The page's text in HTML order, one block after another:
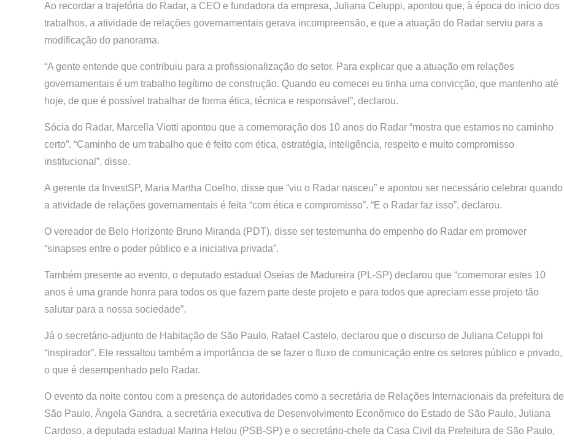
Ao recordar a trajetória do Radar, a CEO e fundadora da empresa, Juliana Celuppi, apontou que, à época do início dos
trabalhos, a atividade de relações governamentais gerava incompreensão, e que a atuação do Radar serviu para a
modificação do panorama.
“A gente entende que contribuiu para a profissionalização do setor. Para explicar que a atuação em relações
governamentais é um trabalho legítimo de construção. Quando eu comecei eu tinha uma convicção, que mantenho até
hoje, de que é possível trabalhar de forma ética, técnica e responsável”, declarou.
Sócia do Radar, Marcella Viotti apontou que a comemoração dos 10 anos do Radar “mostra que estamos no caminho
certo”. “Caminho de um trabalho que é feito com ética, estratégia, inteligência, respeito e muito compromisso
institucional”, disse.
A gerente da InvestSP, Maria Martha Coelho, disse que “viu o Radar nasceu” e apontou ser necessário celebrar quando
a atividade de relações governamentais é feita “com ética e compromisso”. “E o Radar faz isso”, declarou.
O vereador de Belo Horizonte Bruno Miranda (PDT), disse ser testemunha do empenho do Radar em promover
“sinapses entre o poder público e a iniciativa privada”.
Também presente ao evento, o deputado estadual Oseias de Madureira (PL-SP) declarou que “comemorar estes 10
anos é uma grande honra para todos os que fazem parte deste projeto e para todos que apreciam esse projeto tão
salutar para a nossa sociedade”.
Já o secretário-adjunto de Habitação de São Paulo, Rafael Castelo, declarou que o discurso de Juliana Celuppi foi
“inspirador”. Ele ressaltou também a importância de se fazer o fluxo de comunicação entre os setores público e privado,
o que é desempenhado pelo Radar.
O evento da noite contou com a presença de autoridades como a secretária de Relações Internacionais da prefeitura de
São Paulo, Ângela Gandra, a secretária executiva de Desenvolvimento Econômico do Estado de São Paulo, Juliana
Cardoso, a deputada estadual Marina Helou (PSB-SP) e o secretário-chefe da Casa Civil da Prefeitura de São Paulo,